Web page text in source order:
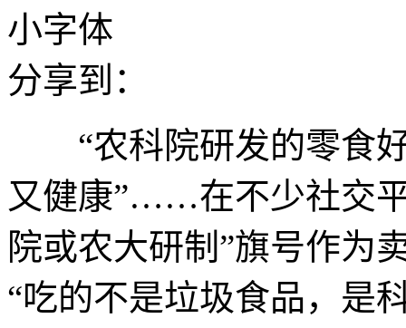
小字体
分享到：
“农科院研发的零食好
又健康”……在不少社交
院或农大研制”旗号作为
“吃的不是垃圾食品，是